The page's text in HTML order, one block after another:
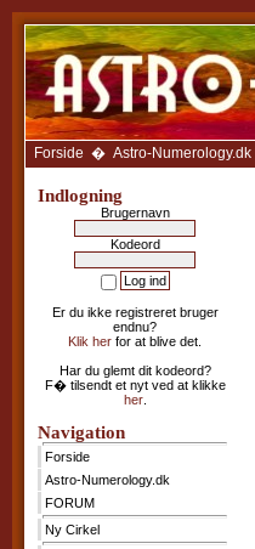
Forside � Astro-Numerology.dk
Indlogning
Brugernavn
Kodeord
Er du ikke registreret bruger
endnu?
Klik her for at blive det.
Har du glemt dit kodeord?
F� tilsendt et nyt ved at klikke
her.
Navigation
Forside
Astro-Numerology.dk
FORUM
Ny Cirkel
Forside
Astro-
Numerology.dk
FORUM
Ny
Cirkel
Anbefal
Avatar-
galleri
Galleriet
som
sidens
medlemmer
Kalenderen
Ugehoroskop
Træk
et
tarotkort